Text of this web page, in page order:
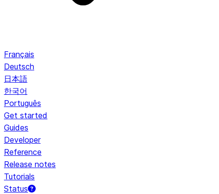
Français
Deutsch
日本語
한국어
Português
Get started
Guides
Developer
Reference
Release notes
Tutorials
Status